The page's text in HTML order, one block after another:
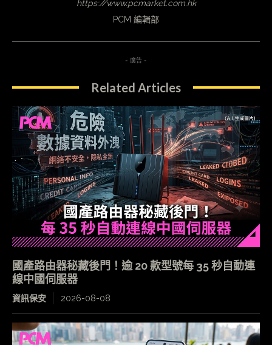
https://www.pcmarket.com.hk
PCM 編輯部
- 廣告 -
Related Articles
國產路由器秘藏後門！逾 20 款型號每 35 秒自動連
線中國伺服器
資訊保安 2026-08-08